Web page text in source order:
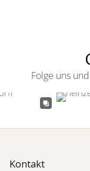
Folge uns
Kontakt